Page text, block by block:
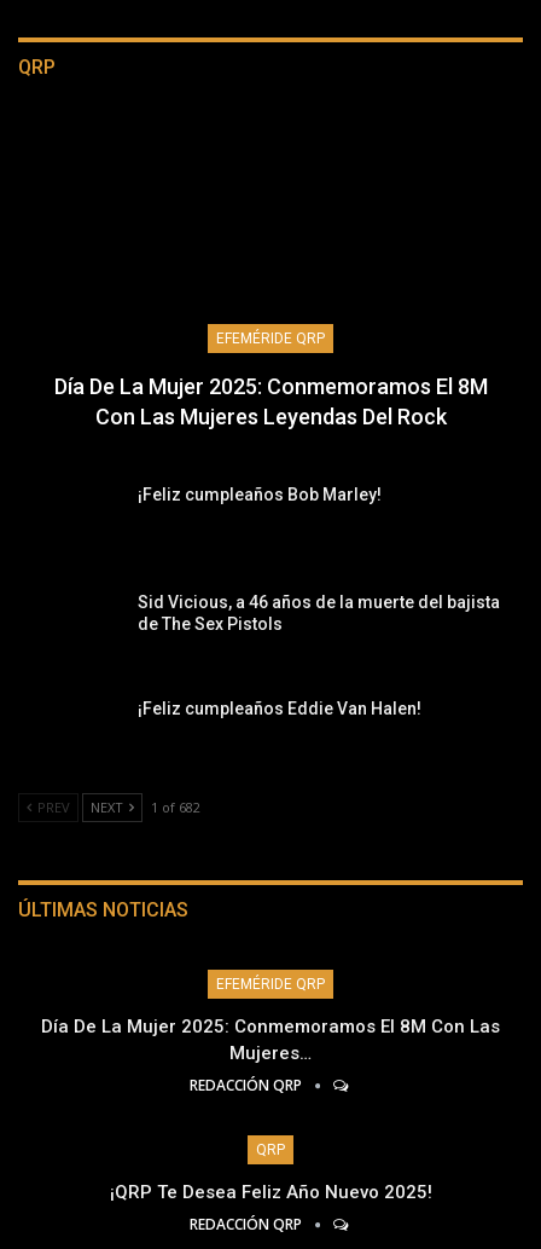
QRP
EFEMÉRIDE QRP
Día De La Mujer 2025: Conmemoramos El 8M
Con Las Mujeres Leyendas Del Rock
¡Feliz cumpleaños Bob Marley!
Sid Vicious, a 46 años de la muerte del bajista
de The Sex Pistols
¡Feliz cumpleaños Eddie Van Halen!
PREV NEXT 1 of 682
ÚLTIMAS NOTICIAS
EFEMÉRIDE QRP
Día De La Mujer 2025: Conmemoramos El 8M Con Las
Mujeres…
REDACCIÓN QRP
QRP
¡QRP Te Desea Feliz Año Nuevo 2025!
REDACCIÓN QRP